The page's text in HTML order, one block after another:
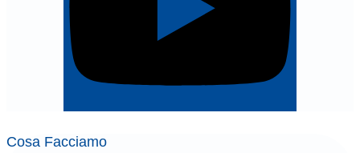
Cosa Facciamo